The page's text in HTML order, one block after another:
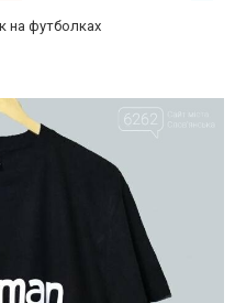
на футболках